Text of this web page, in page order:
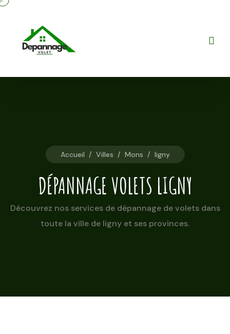
Accueil / Villes / Mons / ligny
DÉPANNAGE VOLETS LIGNY
Découvrez nos services de dépannage de volets dans
toute la ville de ligny et ses provinces.